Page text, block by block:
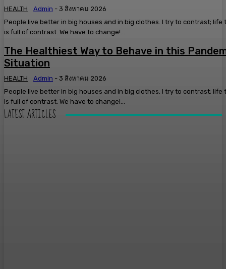
HEALTH Admin - 3 สิงหาคม 2026
People live better in big houses and in big clothes. I try to contrast; life
is full of contrast. We have to change!...
The Healthiest Way to Behave in this
Situation
HEALTH Admin - 3 สิงหาคม 2026
People live better in big houses and in big clothes. I try to contrast; life
is full of contrast. We have to change!...
LATEST ARTICLES